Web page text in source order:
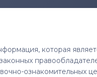
которая
ознакомительных